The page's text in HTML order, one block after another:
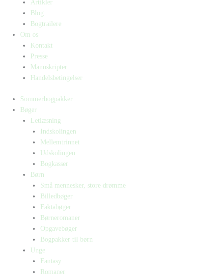
Artikler
Blog
Bogtrailere
Om os
Kontakt
Presse
Manuskripter
Handelsbetingelser
Sommerbogpakker
Bøger
Letlæsning
Indskolingen
Mellemtrinnet
Udskolingen
Bogkasser
Børn
Små mennesker, store drømme
Billedbøger
Faktabøger
Børneromaner
Opgavebøger
Bogpakker til børn
Unge
Fantasy
Romaner